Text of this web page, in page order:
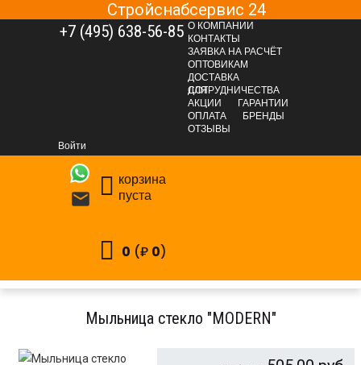
Стройснабсервис 24
+7 (495) 638-56-85 О КОМПАНИИ
КОНТАКТЫ
ЗАЯВКА НА РАСЧЁТ
ОПТОВИКАМ
ДОСТАВКА
ДЛЯ СОТРУДНИЧЕСТВА
АКЦИИ
ГАРАНТИИ
ОПЛАТА
БРЕНДЫ
ОТЗЫВЫ
Войти

корзина
пуста
0 (₽ 0)
Сантехника
Ванны и сопутствующие товары
Аксессуары для ванных комнат
Дозаторы жидкого мыла, мыльницы
Мыльница стекло "MODERN"
Мыльница стекло "MODERN"